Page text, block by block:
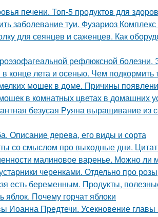
печени. Топ-5 продуктов для
заболевание туи. Фузариоз
для сеянцев и саженцев. Как
рефлюксной болезни.
в конце лета и осенью. Чем
мелких мошек в доме. Причины
в комнатных цветах в домашних
безусая Руяна выращивание из
Описание дерева, его виды и сорта
со смыслом про выходные дни.
малиновое варенье. Можно ли
черенками. Отдельно про розы
есть беременным. Продукты,
яблок. Почему горчат яблоки
Иоанна Предтечи. Усекновение